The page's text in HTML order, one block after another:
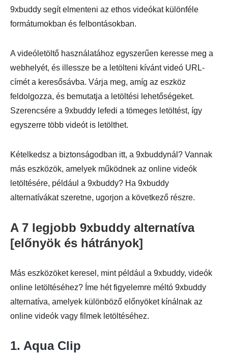
9xbuddy segít elmenteni az ethos videókat különféle
formátumokban és felbontásokban.
A videóletöltő használatához egyszerűen keresse meg a
webhelyét, és illessze be a letölteni kívánt videó URL-
címét a keresősávba. Várja meg, amíg az eszköz
feldolgozza, és bemutatja a letöltési lehetőségeket.
Szerencsére a 9xbuddy lefedi a tömeges letöltést, így
egyszerre több videót is letölthet.
Kételkedsz a biztonságodban itt, a 9xbuddynál? Vannak
más eszközök, amelyek működnek az online videók
letöltésére, például a 9xbuddy? Ha 9xbuddy
alternatívákat szeretne, ugorjon a következő részre.
A 7 legjobb 9xbuddy alternatíva
[előnyök és hátrányok]
Más eszközöket keresel, mint például a 9xbuddy, videók
online letöltéséhez? Íme hét figyelemre méltó 9xbuddy
alternatíva, amelyek különböző előnyöket kínálnak az
online videók vagy filmek letöltéséhez.
1. Aqua Clip